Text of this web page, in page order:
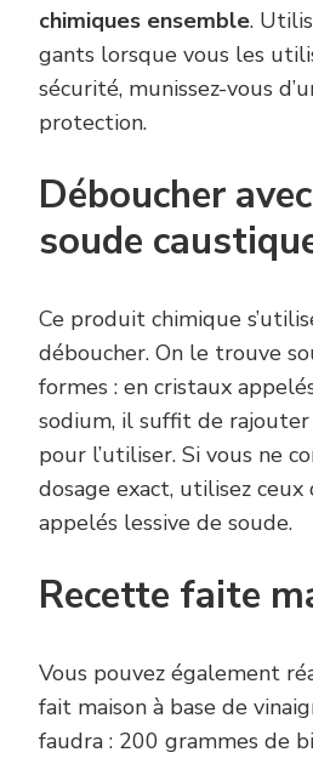
chimiques ensemble.
gants lorsque vous les
sécurité, munissez-vous
protection.
Déboucher
soude
Ce produit chimique
déboucher. On le trouve
formes : en cristaux
sodium, il suffit de rajouter
pour l’utiliser. Si vous ne
dosage exact, utilisez ceux
appelés lessive de soude.
Recette faite
Vous pouvez également
fait maison à base de
faudra : 200 grammes de